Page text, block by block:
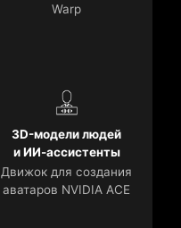
Warp
3D-модели людей
и ИИ-ассистенты
Движок для создания
аватаров NVIDIA ACE